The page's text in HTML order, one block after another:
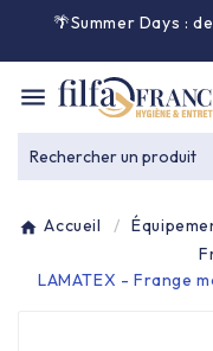
🌴Summer Days :

Entretien général
Équipement &
Collecte des
Rechercher un produit
Accueil
LAMATEX - Frange